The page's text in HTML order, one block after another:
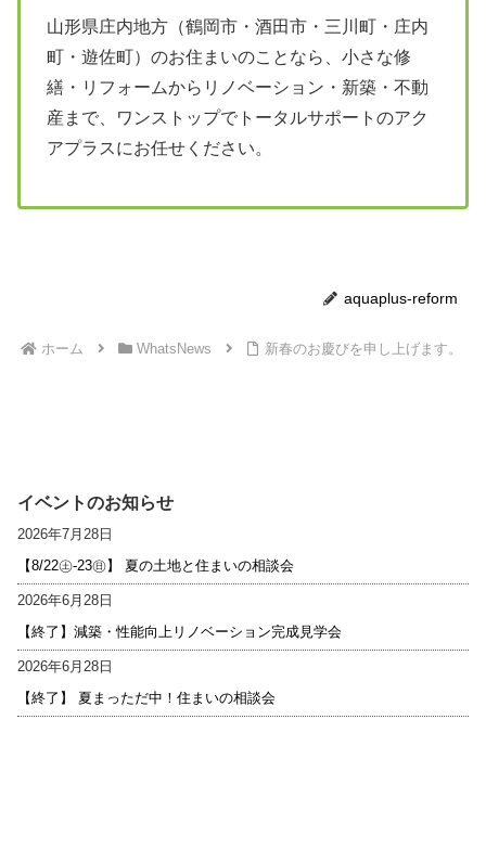
山形県庄内地方（鶴岡市・酒田市・三川町・庄内
町・遊佐町）のお住まいのことなら、小さな修
繕・リフォームからリノベーション・新築・不動
産まで、ワンストップでトータルサポートのアク
アプラスにお任せください。
aquaplus-reform
ホーム WhatsNews 新春のお慶びを申し上げます。
イベントのお知らせ
2026年7月28日
【8/22㊏-23㊐】 夏の土地と住まいの相談会
2026年6月28日
【終了】減築・性能向上リノベーション完成見学会
2026年6月28日
【終了】 夏まっただ中！住まいの相談会